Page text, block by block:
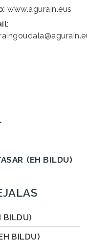
www.agurain.eus
(EH BILDU)
BILDU)
BILDU)